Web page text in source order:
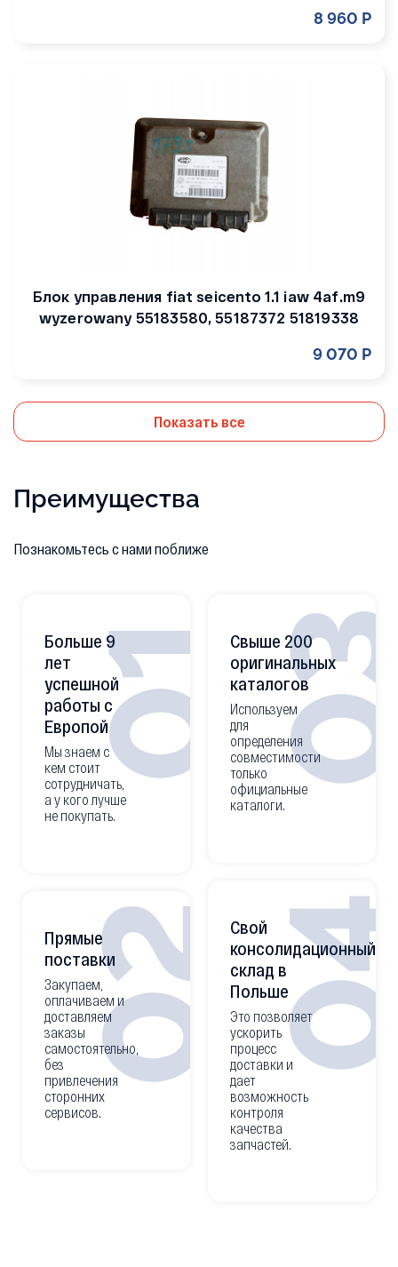
8 960 Р
Блок управления fiat seicento 1.1 iaw 4af.m9
wyzerowany 55183580, 55187372 51819338
9 070 Р
Показать все
Преимущества
Познакомьтесь с нами поближе
01
Больше 9
лет
успешной
работы с
Европой
Мы знаем с
кем стоит
сотрудничать,
а у кого лучше
не покупать.
02
Прямые
поставки
Закупаем,
оплачиваем и
доставляем
заказы
самостоятельно,
без
привлечения
сторонних
сервисов.
Свыше 200
оригинальных
каталогов
Используем
для
определения
совместимости
только
официальные
каталоги.
Свой
консолидационный
склад в
Польше
Это позволяет
ускорить
процесс
доставки и
дает
возможность
контроля
качества
запчастей.